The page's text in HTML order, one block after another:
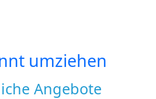
umziehen
Angebote